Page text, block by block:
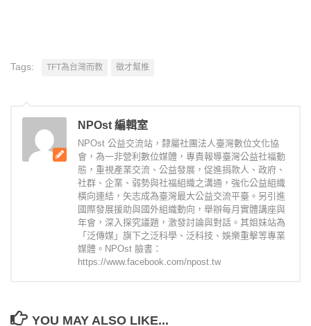
Tags: TFT為台灣而教 徵才幫推
NPOst 編輯室
NPOst 公益交流站，隸屬社團法人臺灣數位文化協
會，為一非營利數位媒體，專責報導臺灣公益社福動
態，重視產業交流、公益發展，促進捐款人、政府、
社群、企業、弱勢與社福組織之溝通，強化公益組織
橫向連結，矢志成為臺灣最大公益交流平臺。另引進
國際發展援助與國外組織動向，舉辦每月實體講座與
年會，深入探究議題，激發討論與對話。其姐妹站為
「泛傳媒」旗下之泛科學、泛科技、娛樂重擊等專業
媒體。NPOst 臉書：
https://www.facebook.com/npost.tw
YOU MAY ALSO LIKE...